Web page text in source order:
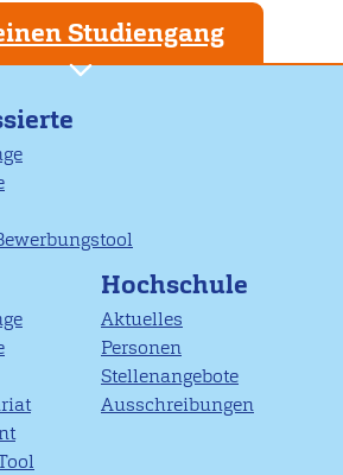
Studiengang
Hochschule
Aktuelles
Personen
Stellenangebote
Ausschreibungen